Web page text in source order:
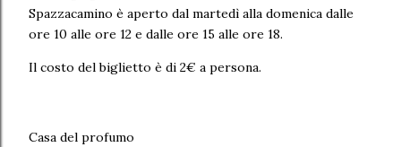
Spazzacamino è aperto dal martedì alla domenica dalle
ore 10 alle ore 12 e dalle ore 15 alle ore 18.
Il costo del biglietto è di 2€ a persona.
Casa del profumo